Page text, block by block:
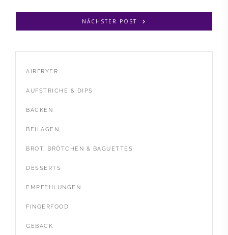
NÄCHSTER POST
AIRFRYER
AUFSTRICHE & DIPS
BACKEN
BEILAGEN
BROT, BRÖTCHEN & BAGUETTES
DESSERTS
EMPFEHLUNGEN
FINGERFOOD
GEBÄCK